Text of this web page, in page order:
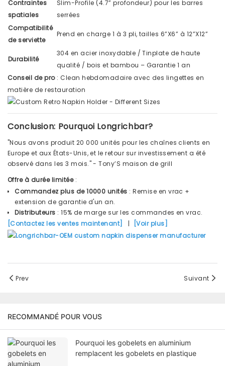
Contraintes
spatiales
Slim-Profile (4.7” profondeur) pour les barres
serrées
Compatibilité
de serviette
Prend en charge 1 à 3 pli, tailles 6”X6” à 12”X12”
Durabilité
304 en acier inoxydable / Tinplate de haute
qualité / bois et bambou – Garantie 1 an
Conseil de pro : Clean hebdomadaire avec des lingettes en
matière de restauration
Conclusion: Pourquoi Longrichbar?
"Nous avons produit 20 000 unités pour les chaînes clients en
Europe et aux États-Unis, et le retour sur investissement a été
observé dans les 3 mois." - Tony’S maison de grill
Offre à durée limitée :
Commandez plus de 10000 unités : Remise en vrac +
extension de garantie d'un an.
Distributeurs : 15% de marge sur les commandes en vrac.
[Contactez les ventes maintenant]
| [Voir plus]
Prev Suivant
RECOMMANDÉ POUR VOUS
Pourquoi les gobelets en aluminium
remplacent les gobelets en plastique